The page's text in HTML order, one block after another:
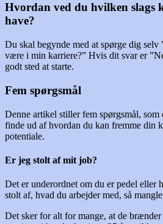
Hvordan ved du hvilken slags
have?
Du skal begynde med at spørge dig
være i min karriere?” Hvis dit svar er
godt sted at starte.
Fem spørgsmål
Denne artikel stiller fem spørgsmål,
finde ud af hvordan du kan fremme din
potentiale.
Er jeg stolt af mit job?
Det er underordnet om du er pedel eller
stolt af, hvad du arbejder med, så
Det sker for alt for mange, at de